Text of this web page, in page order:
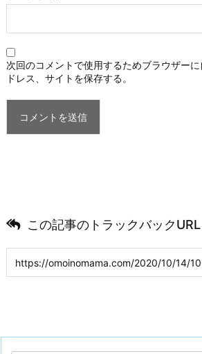
次回のコメントで使用するためブラウザー
ドレス、サイトを保存する。
この記事のトラックバックURL